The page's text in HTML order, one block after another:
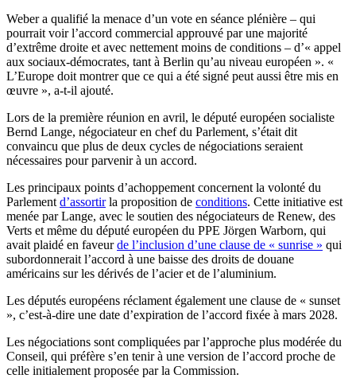
Weber a qualifié la menace d’un vote en séance plénière – qui
pourrait voir l’accord commercial approuvé par une majorité
d’extrême droite et avec nettement moins de conditions – d’« appel
aux sociaux-démocrates, tant à Berlin qu’au niveau européen ». «
L’Europe doit montrer que ce qui a été signé peut aussi être mis en
œuvre », a-t-il ajouté.
Lors de la première réunion en avril, le député européen socialiste
Bernd Lange, négociateur en chef du Parlement, s’était dit
convaincu que plus de deux cycles de négociations seraient
nécessaires pour parvenir à un accord.
Les principaux points d’achoppement concernent la volonté du
Parlement d’assortirla proposition de conditions. Cette initiative est
menée par Lange, avec le soutien des négociateurs de Renew, des
Verts et même du député européen du PPE Jörgen Warborn, qui
avait plaidé en faveurde l’inclusion d’une clause de « sunrise » qui
subordonnerait l’accord à une baisse des droits de douane
américains sur les dérivés de l’acier et de l’aluminium.
Les députés européens réclament également une clause de « sunset
», c’est-à-dire une date d’expiration de l’accord fixée à mars 2028.
Les négociations sont compliquées par l’approche plus modérée du
Conseil, qui préfère s’en tenir à une version de l’accord proche de
celle initialement proposée par la Commission.